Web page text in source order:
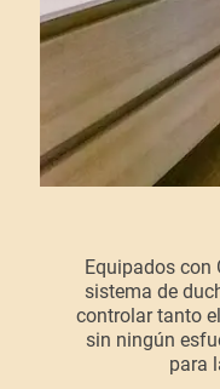
Equipados con
sistema de
controlar tanto
sin ningún
para